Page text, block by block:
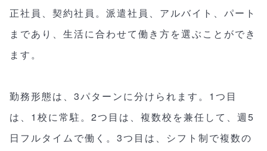
正社員、契約社員。派遣社員、アルバイト、パート
まであり、生活に合わせて働き方を選ぶことができ
ます。
勤務形態は、3パターンに分けられます。1つ目
は、1校に常駐。2つ目は、複数校を兼任して、週5
日フルタイムで働く。3つ目は、シフト制で複数の